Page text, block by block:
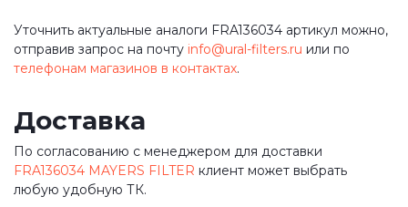
Уточнить актуальные аналоги FRA136034 артикул можно,
отправив запрос на почту info@ural-filters.ru или по
телефонам магазинов в контактах.
Доставка
По согласованию с менеджером для доставки
FRA136034 MAYERS FILTER клиент может выбрать
любую удобную ТК.